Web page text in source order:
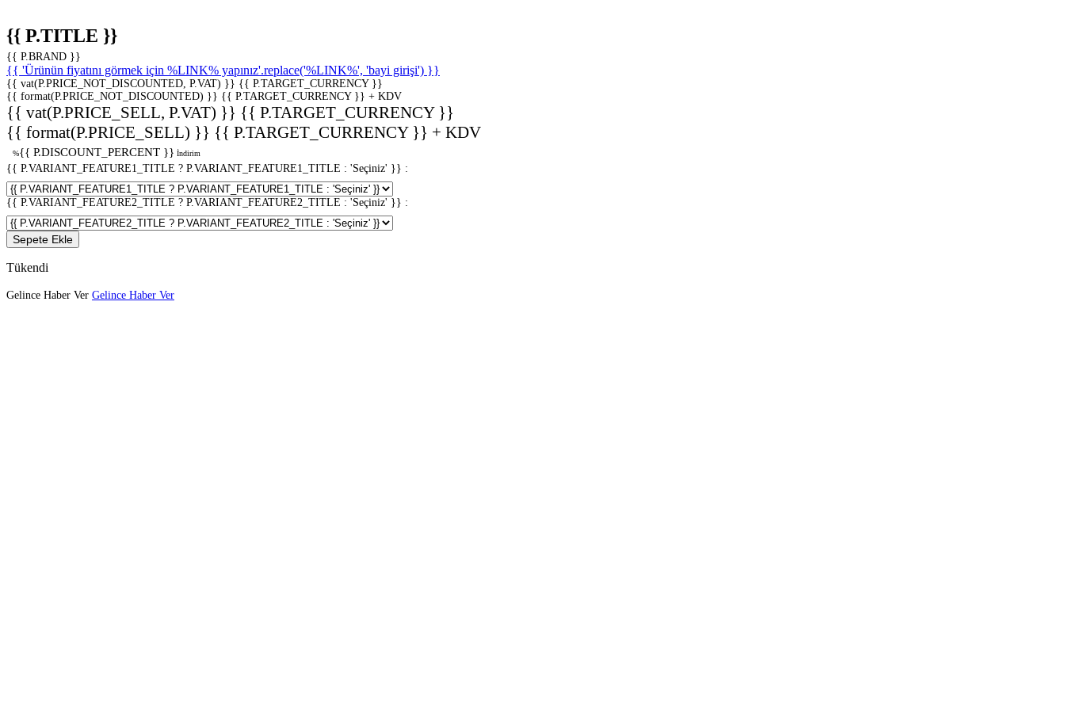
{{ P.TITLE }}
{{ P.BRAND }}
{{ 'Ürünün fiyatını görmek için %LINK% yapınız'.replace('%LINK%', 'bayi girişi') }}
{{ vat(P.PRICE_NOT_DISCOUNTED, P.VAT) }} {{ P.TARGET_CURRENCY }}
{{ format(P.PRICE_NOT_DISCOUNTED) }} {{ P.TARGET_CURRENCY }} + KDV
{{ vat(P.PRICE_SELL, P.VAT) }} {{ P.TARGET_CURRENCY }}
{{ format(P.PRICE_SELL) }} {{ P.TARGET_CURRENCY }} + KDV
%{{ P.DISCOUNT_PERCENT }} İndirim
{{ P.VARIANT_FEATURE1_TITLE ? P.VARIANT_FEATURE1_TITLE : 'Seçiniz' }} :
{{ P.VARIANT_FEATURE2_TITLE ? P.VARIANT_FEATURE2_TITLE : 'Seçiniz' }} :
Sepete Ekle
Tükendi
Gelince Haber Ver Gelince Haber Ver